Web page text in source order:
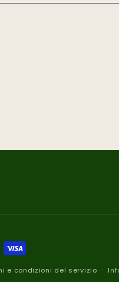
e condizioni del servizio